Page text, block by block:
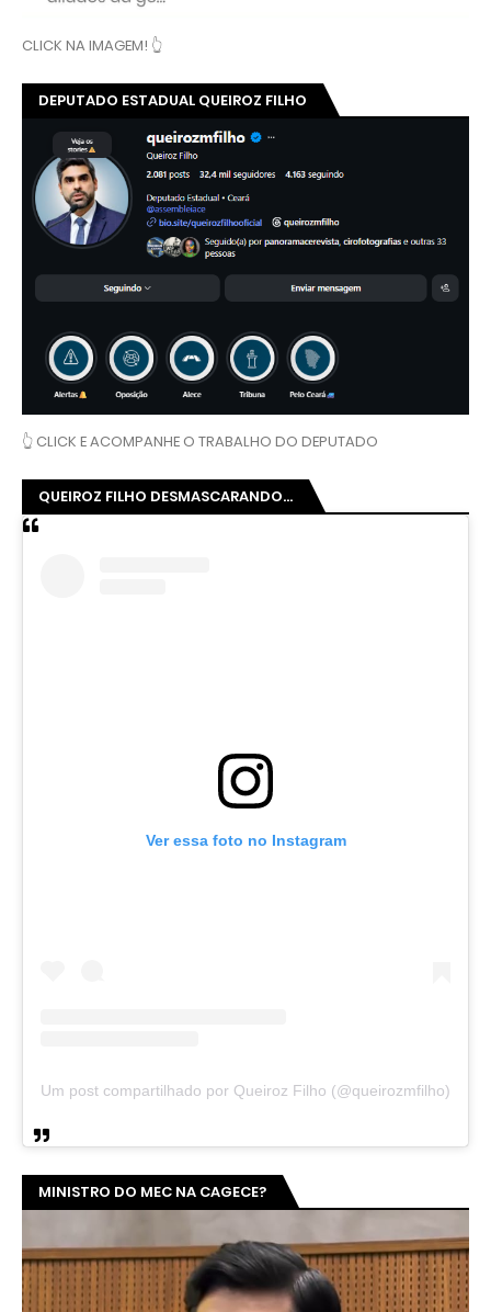
CLICK NA IMAGEM! 👆
DEPUTADO ESTADUAL QUEIROZ FILHO
👆 CLICK E ACOMPANHE O TRABALHO DO DEPUTADO
QUEIROZ FILHO DESMASCARANDO...
Ver essa foto no Instagram
Um post compartilhado por Queiroz Filho (@queirozmfilho)
MINISTRO DO MEC NA CAGECE?